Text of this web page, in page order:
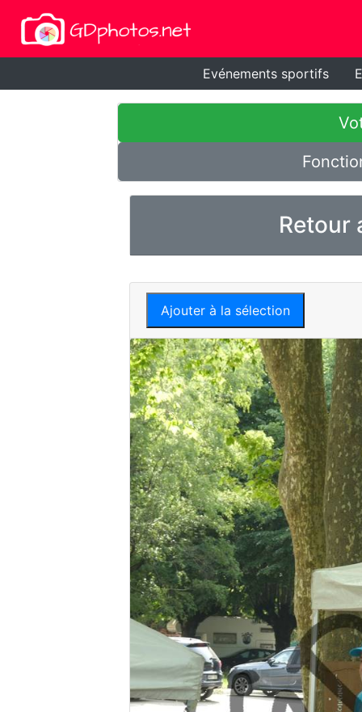
Evénements sportifs
Retour
Ajouter à la sélection